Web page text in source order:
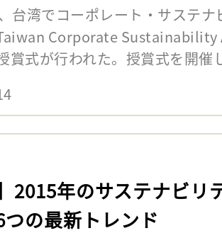
台湾でコーポレート・サステ
Corporate Sustainability
賞式が行われた。授賞式を開
2015年のサステナビリ
の最新トレンド